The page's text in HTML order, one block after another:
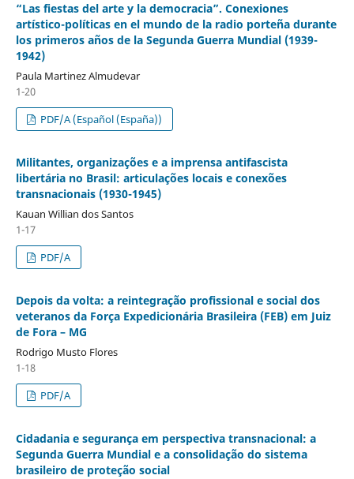
“Las fiestas del arte y la democracia”. Conexiones
artístico-políticas en el mundo de la radio porteña durante
los primeros años de la Segunda Guerra Mundial (1939-
1942)
Paula Martinez Almudevar
1-20
PDF/A (Español (España))
Militantes, organizações e a imprensa antifascista
libertária no Brasil: articulações locais e conexões
transnacionais (1930-1945)
Kauan Willian dos Santos
1-17
PDF/A
Depois da volta: a reintegração profissional e social dos
veteranos da Força Expedicionária Brasileira (FEB) em Juiz
de Fora – MG
Rodrigo Musto Flores
1-18
PDF/A
Cidadania e segurança em perspectiva transnacional: a
Segunda Guerra Mundial e a consolidação do sistema
brasileiro de proteção social